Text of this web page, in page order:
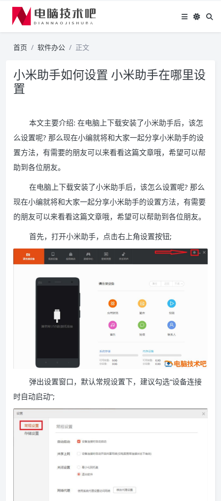
首页 软件办公 正文
小米助手如何设置 小米助手在哪里设
置
本文主要介绍: 在电脑上下载安装了小米助手后，该怎
么设置呢? 那么现在小编就将和大家一起分享小米助手的设
置方法，有需要的朋友可以来看看这篇文章哦，希望可以帮
助到各位朋友。
在电脑上下载安装了小米助手后，该怎么设置呢? 那么
现在小编就将和大家一起分享小米助手的设置方法，有需要
的朋友可以来看看这篇文章哦，希望可以帮助到各位朋友。
首先，打开小米助手，点击右上角设置按钮;
弹出设置窗口，默认常规设置下，建议勾选“设备连接
时自动启动”;